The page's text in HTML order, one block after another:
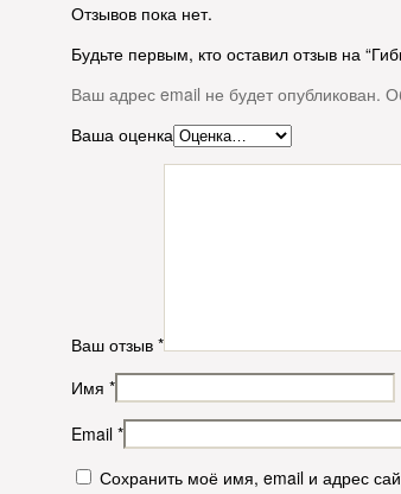
Отзывов пока нет.
Будьте первым, кто оставил отзыв на
Ваш адрес email не будет опубликован.
Ваша оценка
Ваш отзыв *
Имя *
Email *
Сохранить моё имя, email и адрес